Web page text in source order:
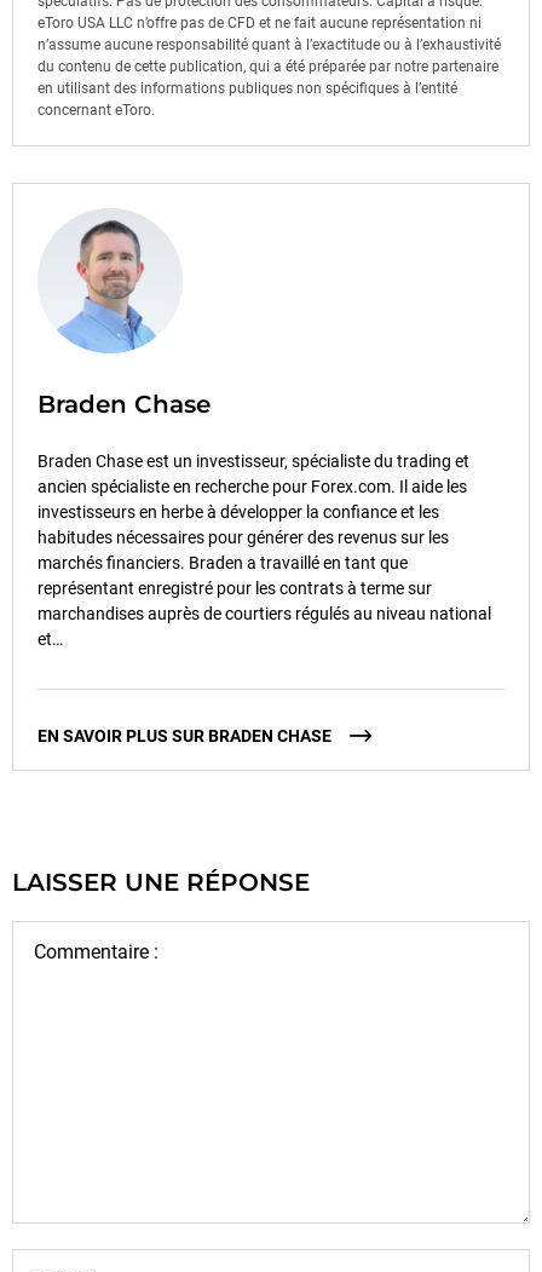
eToro USA LLC n’offre pas de CFD et ne fait aucune représentation ni
n’assume aucune responsabilité quant à l’exactitude ou à l’exhaustivité
du contenu de cette publication, qui a été préparée par notre partenaire
en utilisant des informations publiques non spécifiques à l’entité
concernant eToro.
Braden Chase
Braden Chase est un investisseur, spécialiste du trading et
ancien spécialiste en recherche pour Forex.com. Il aide les
investisseurs en herbe à développer la confiance et les
habitudes nécessaires pour générer des revenus sur les
marchés financiers. Braden a travaillé en tant que
représentant enregistré pour les contrats à terme sur
marchandises auprès de courtiers régulés au niveau national
et…
EN SAVOIR PLUS SUR BRADEN CHASE
LAISSER UNE RÉPONSE